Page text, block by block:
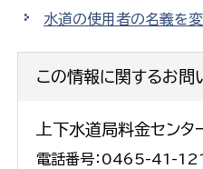
水道の使用者の名義を
この情報に関するお問
上下水道局料金セン
電話番号：0465-41-